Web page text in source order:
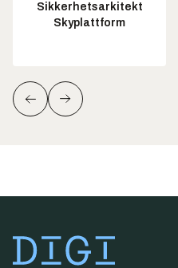
Sikkerhetsarkitekt
Skyplattform